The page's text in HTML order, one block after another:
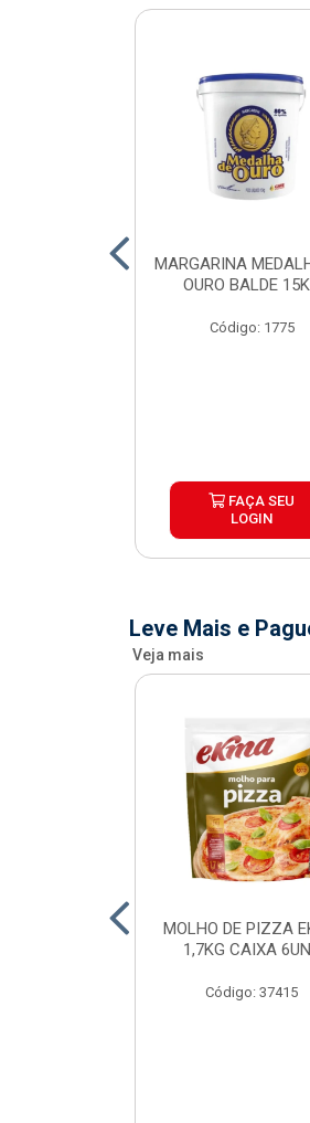
MARGARINA
OURO BALDE
Código: 1775
FAÇA SEU
LOGIN
Leve Mais e
Veja mais
MOLHO DE PIZZA
1,7KG CAIXA
Código: 37415